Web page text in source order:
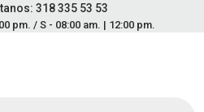
318 335 53 53
pm. / S - 08:00 am. | 12:00 pm.